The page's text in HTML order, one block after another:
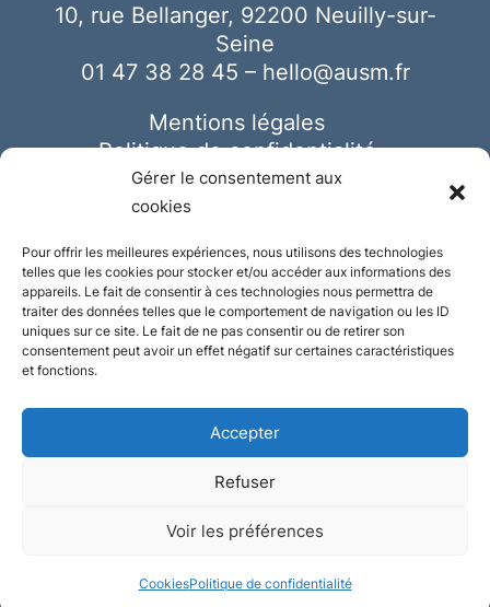
Gérer le consentement aux
cookies
Pour offrir les meilleures expériences, nous utilisons des technologies
telles que les cookies pour stocker et/ou accéder aux informations des
appareils. Le fait de consentir à ces technologies nous permettra de
traiter des données telles que le comportement de navigation ou les ID
uniques sur ce site. Le fait de ne pas consentir ou de retirer son
consentement peut avoir un effet négatif sur certaines caractéristiques
et fonctions.
Accepter
Refuser
Voir les préférences
CookiesPolitique de confidentialité
10, rue Bellanger, 92200 Neuilly-sur-
Seine
01 47 38 28 45 – hello@ausm.fr
Mentions légales
Politique de confidentialité
Cookies
Conception et réalisation :Plate